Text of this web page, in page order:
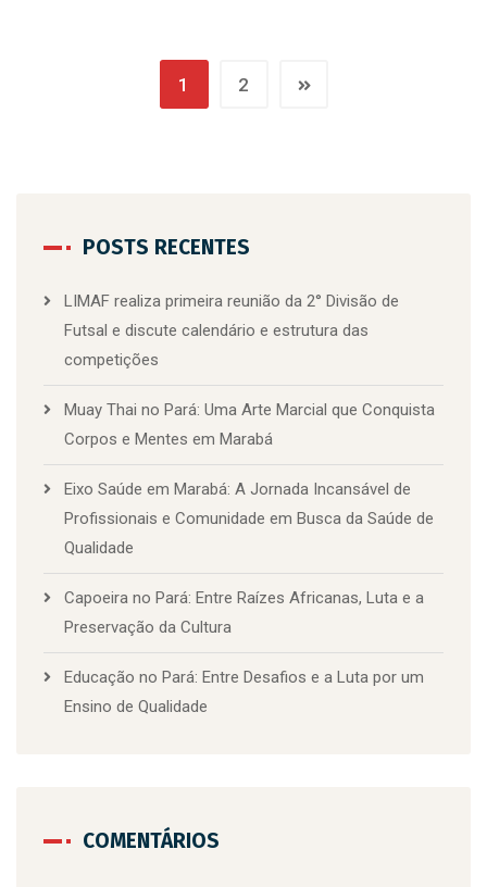
1 2
POSTS RECENTES
LIMAF realiza primeira reunião da 2° Divisão de
Futsal e discute calendário e estrutura das
competições
Muay Thai no Pará: Uma Arte Marcial que Conquista
Corpos e Mentes em Marabá
Eixo Saúde em Marabá: A Jornada Incansável de
Profissionais e Comunidade em Busca da Saúde de
Qualidade
Capoeira no Pará: Entre Raízes Africanas, Luta e a
Preservação da Cultura
Educação no Pará: Entre Desafios e a Luta por um
Ensino de Qualidade
COMENTÁRIOS